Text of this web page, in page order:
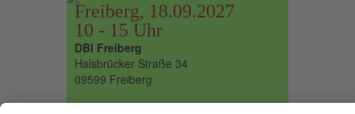
Freiberg, 18.09.2027
10 - 15 Uhr
DBI Freiberg
Halsbrücker Straße 34
09599 Freiberg